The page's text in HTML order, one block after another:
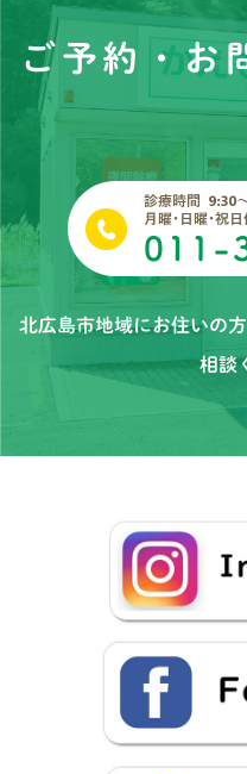
ご予約・お
北広島市地域にお住いの
相談